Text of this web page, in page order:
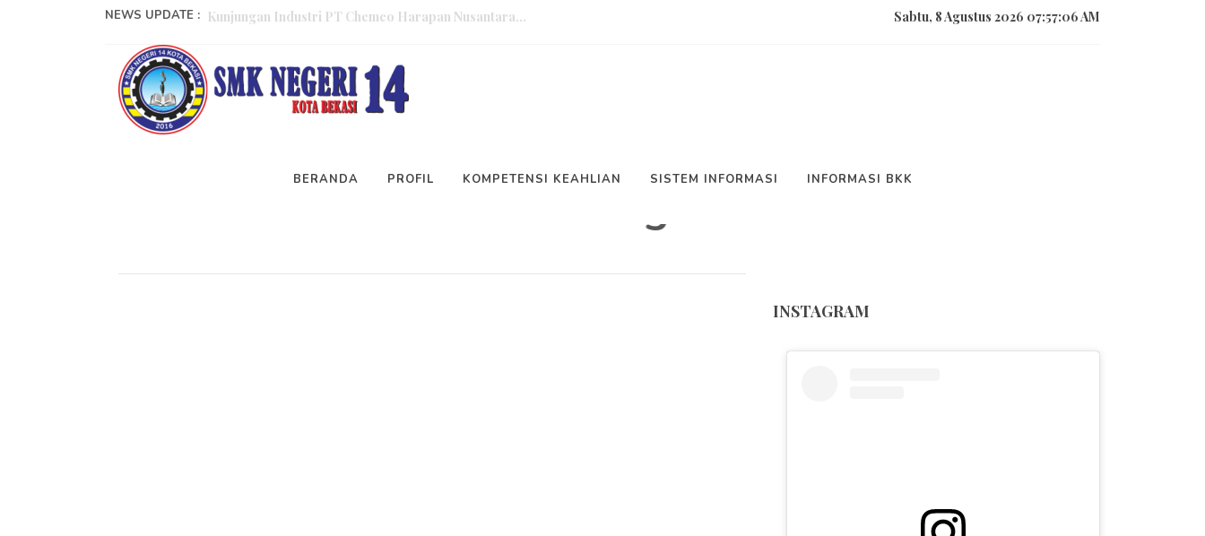
NEWS UPDATE :
Recruitment PT SAPTAINDRA SEJATI (ADARO) bekerja sama dengan...
Pelatihan Operator Alat Berat yang diadakan oleh Kementerian...
Sabtu, 8 Agustus 2026 07:57:07 AM
BERANDA PROFIL KOMPETENSI KEAHLIAN SISTEM INFORMASI INFORMASI BKK
Selamat Datang Di Website Resmi SMK
INSTAGRAM